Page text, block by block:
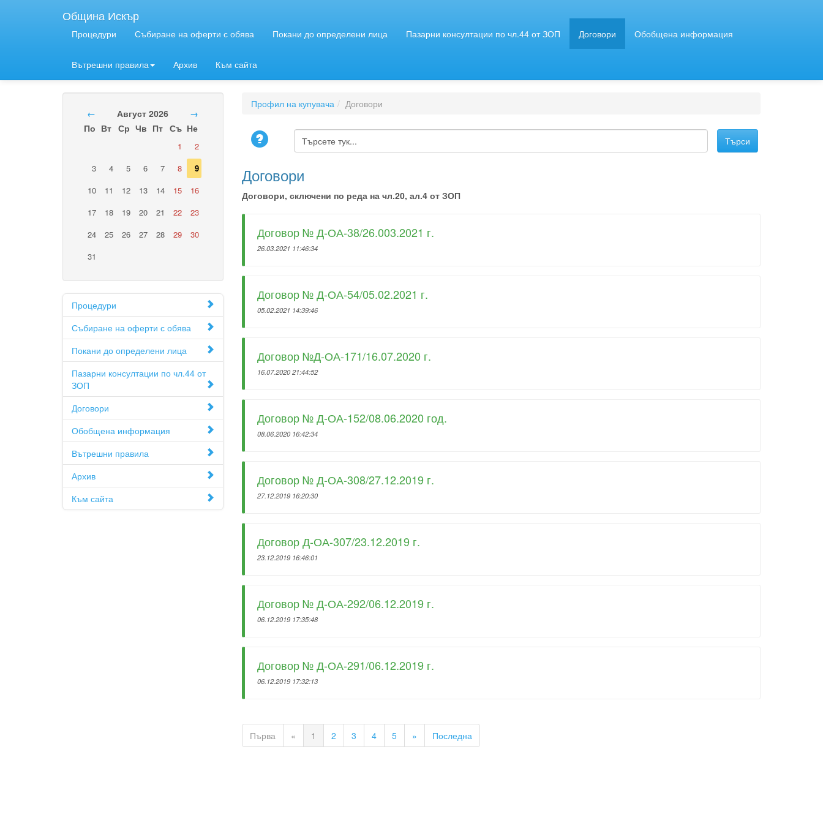
Община Искър
Процедури Събиране на оферти с обява Покани до определени лица Пазарни консултации по чл.44 от ЗОП Договори Обобщена информация
Вътрешни правила Архив Към сайта
← Август 2026
→
По Вт Ср Чв Пт Съ Не
1
2
3
4 5 6 7 8
9
10
11 12 13 14 15
16
17
18 19 20 21 22
23
24
25 26 27 28 29
30
31
Процедури
Събиране на оферти с обява
Покани до определени лица
Пазарни консултации по чл.44 от
ЗОП
Договори
Обобщена информация
Вътрешни правила
Архив
Към сайта
Профил на купувача Договори
Договори
Договори, сключени по реда на чл.20, ал.4 от ЗОП
Договор № Д-ОА-38/26.003.2021 г.
26.03.2021 11:46:34
Договор № Д-ОА-54/05.02.2021 г.
05.02.2021 14:39:46
Договор №Д-ОА-171/16.07.2020 г.
16.07.2020 21:44:52
Договор № Д-ОА-152/08.06.2020 год.
08.06.2020 16:42:34
Договор № Д-ОА-308/27.12.2019 г.
27.12.2019 16:20:30
Договор Д-ОА-307/23.12.2019 г.
23.12.2019 16:46:01
Договор № Д-ОА-292/06.12.2019 г.
06.12.2019 17:35:48
Договор № Д-ОА-291/06.12.2019 г.
06.12.2019 17:32:13
Първа « 1 2 3 4 5 » Последна